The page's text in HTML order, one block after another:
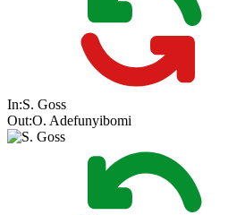
In:S. Goss
Out:O. Adefunyibomi